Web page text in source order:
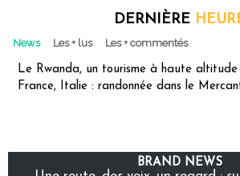
DERNIÈRE
News Les + lus Les + commentés
Le Rwanda, un tourisme à haute altitude
France, Italie : randonnée dans le
BRAND NEWS